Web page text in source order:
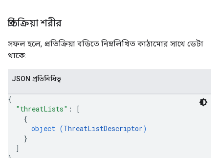
প্রতিক্রিয়া শরীর
সফল হলে, প্রতিক্রিয়া বডিতে নিম্নলিখিত কাঠামোর সাথে ডেটা
থাকে:
JSON প্রতিনিধিত্ব
{
"threatLists" :
[
{
object (ThreatListDescriptor)
}
]